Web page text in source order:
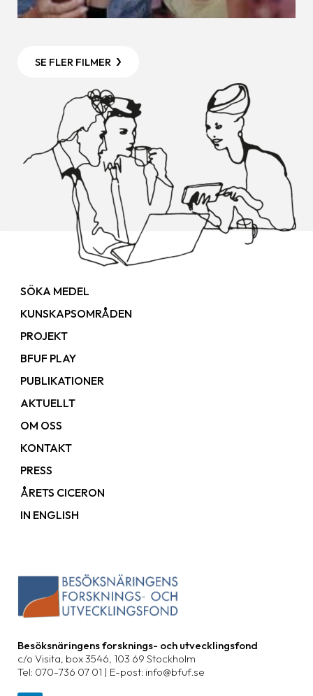
SE FLER FILMER
Besöksnäringens forsknings- och utvecklingsfond
c/o Visita, box 3546, 103 69 Stockholm
Tel: 070-736 07 01 | E-post: info@bfuf.se
SÖKA MEDEL
KUNSKAPSOMRÅDEN
PROJEKT
BFUF PLAY
PUBLIKATIONER
AKTUELLT
OM OSS
KONTAKT
PRESS
ÅRETS CICERON
IN ENGLISH